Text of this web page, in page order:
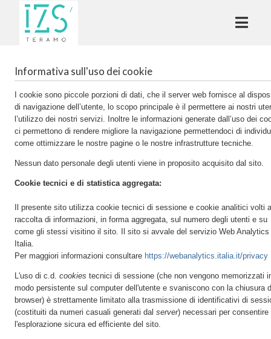
Informativa sull'uso dei cookie
I cookie sono piccole porzioni di dati, che il server web fornisce al
di navigazione dell’utente, lo scopo principale è il permettere ai nostri
l’utilizzo dei nostri servizi. Inoltre le informazioni generate dall’uso dei
ci permettono di rendere migliore la navigazione permettendoci di
come ottimizzare le nostre pagine o le nostre infrastrutture tecniche.
Nessun dato personale degli utenti viene in proposito acquisito dal sito.
Cookie tecnici e di statistica aggregata:
Il presente sito utilizza cookie tecnici di sessione e cookie analitici volti
raccolta di informazioni, in forma aggregata, sul numero degli utenti e su
come gli stessi visitino il sito. Il sito si avvale del servizio Web Analytics
Italia.
Per maggiori informazioni consultare https://webanalytics.italia.it/privacy
L'uso di c.d. cookies tecnici di sessione (che non vengono memorizzati
modo persistente sul computer dell'utente e svaniscono con la chiusura
browser) è strettamente limitato alla trasmissione di identificativi di
(costituiti da numeri casuali generati dal server) necessari per consentire
l'esplorazione sicura ed efficiente del sito.